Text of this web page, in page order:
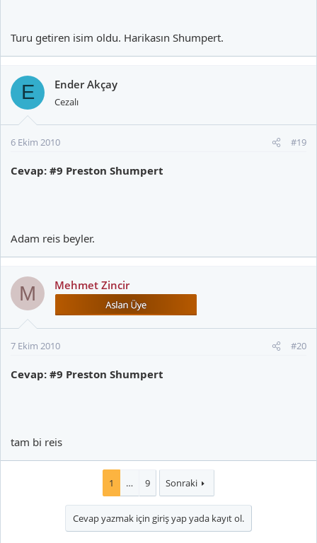
Turu getiren isim oldu. Harikasın Shumpert.
E Ender Akçay
Cezalı
6 Ekim 2010 #19
Cevap: #9 Preston Shumpert
Adam reis beyler.
M Mehmet Zincir
7 Ekim 2010 #20
Cevap: #9 Preston Shumpert
tam bi reis
1 … 9 Sonraki
Cevap yazmak için giriş yap yada kayıt ol.